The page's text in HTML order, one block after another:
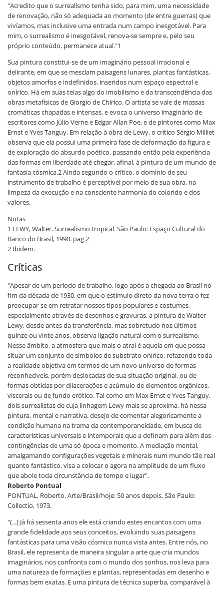
"Acredito que o surrealismo tenha sido, para mim, uma necessidade
de renovação, não só adequada ao momento (de entre guerras) que
vivíamos, mas inclusive uma entrada num campo inesgotável. Para
mim, o surrealismo é inesgotável, renova-se sempre e, pelo seu
próprio conteúdo, permanece atual."1
Sua pintura constitui-se de um imaginário pessoal irracional e
delirante, em que se mesclam paisagens lunares, plantas fantásticas,
objetos amorfos e indefinidos, inseridos num espaço espectral e
onírico. Há em suas telas algo do imobilismo e da transcendência das
obras metafísicas de Giorgio de Chirico. O artista se vale de massas
cromáticas chapadas e intensas, e evoca o universo imaginário de
escritores como Júlio Verne e Edgar Allan Poe, e de pintores como Max
Ernst e Yves Tanguy. Em relação à obra de Lewy, o crítico Sérgio Milliet
observa que ela possui uma primeira fase de deformação da figura e
de exploração do absurdo poético, passando então pela experiência
das formas em liberdade até chegar, afinal, à pintura de um mundo de
fantasia cósmica.2 Ainda segundo o crítico, o domínio de seu
instrumento de trabalho é perceptível por meio de sua obra, na
limpeza da execução e na consciente harmonia do colorido e dos
valores.
Notas
1 LEWY, Walter. Surrealismo tropical. São Paulo: Espaço Cultural do
Banco do Brasil, 1990. pag 2
2 Ibidem.
Críticas
"Apesar de um período de trabalho, logo após a chegada ao Brasil no
fim da década de 1930, em que o estímulo direto da nova terra o fez
preocupar-se em retratar nossos tipos populares e costumes,
especialmente através de desenhos e gravuras, a pintura de Walter
Lewy, desde antes da transferência, mas sobretudo nos últimos
quinze ou vinte anos, observa ligação natural com o surrealismo.
Nesse âmbito, a atmosfera que mais o atrai é aquela em que possa
situar um conjunto de símbolos de substrato onírico, refazendo toda
a realidade objetiva em termos de um novo universo de formas
reconhecíveis, porém deslocadas de sua situação original, ou de
formas obtidas por dilacerações e acúmulo de elementos orgânicos,
viscerais ou de fundo erótico. Tal como em Max Ernst e Yves Tanguy,
dois surrealistas de cuja linhagem Lewy mais se aproxima, há nessa
pintura, mental e narrativa, desejo de comentar alegoricamente a
condição humana na trama da contemporaneidade, em busca de
características universais e intemporais que a definam para além das
contingências de uma só época e momento. A mediação mental,
amalgamando configurações vegetais e minerais num mundo tão real
quanto fantástico, visa a colocar o agora na amplitude de um fluxo
que abole toda circunstância de tempo e lugar".
Roberto Pontual
PONTUAL, Roberto. Arte/Brasil/hoje: 50 anos depois. São Paulo:
Collectio, 1973.
"(...) Já há sessenta anos ele está criando estes encantos com uma
grande fidelidade aos seus conceitos, evoluindo suas paisagens
fantásticas para uma visão cósmica nunca vista antes. Entre nós, no
Brasil, ele representa de maneira singular a arte que cria mundos
imaginários, nos confronta com o mundo dos sonhos, nos leva para
uma natureza de formações e plantas, representadas em desenho e
formas bem exatas. É uma pintura de técnica superba, comparável à